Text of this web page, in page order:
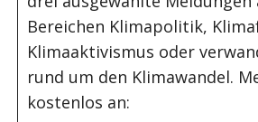
Bereichen Klimapolitik,
Klimaaktivismus oder
rund um den Klimawandel.
kostenlos an: